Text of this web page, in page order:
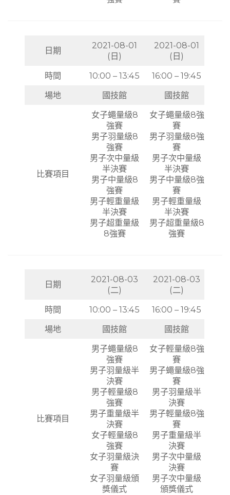
日期
2021-08-01
(日)
2021-08-01
(日)
時間
10:00 – 13:45
16:00 – 19:45
場地
國技館 國技館
比賽項目
女子蠅量級8
強賽
男子羽量級8
強賽
男子次中量級
半決賽
男子中量級8
強賽
男子輕重量級
半決賽
男子超重量級
8強賽
女子蠅量級8強
賽
男子羽量級8強
賽
男子次中量級
半決賽
男子中量級8強
賽
男子輕重量級
半決賽
男子超重量級8
強賽
日期
2021-08-03
(二)
2021-08-03
(二)
時間
10:00 – 13:45
16:00 – 19:45
場地
國技館 國技館
比賽項目
男子蠅量級8
強賽
男子羽量級半
決賽
男子輕量級8
強賽
男子重量級半
決賽
女子輕量級8
強賽
女子羽量級決
賽
女子羽量級頒
獎儀式
女子輕量級8強
賽
男子蠅量級8強
賽
男子羽量級半
決賽
男子輕量級8強
賽
男子重量級半
決賽
男子次中量級
決賽
男子次中量級
頒獎儀式